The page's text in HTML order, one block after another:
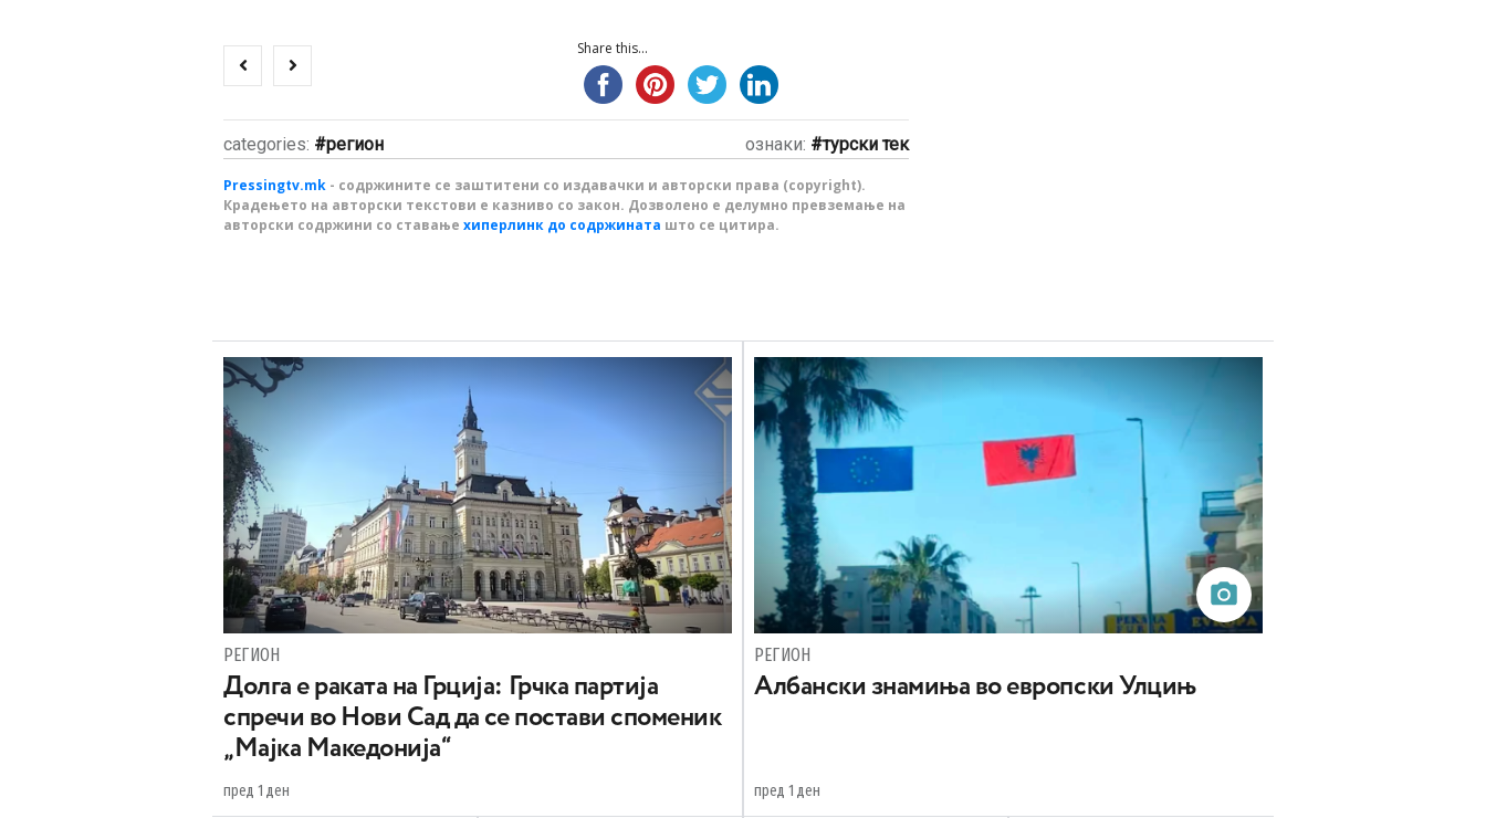
Share this...
categories: регион ознаки: турски тек
Pressingtv.mk - содржините се заштитени со издавачки и авторски права (copyright).
Крадењето на авторски текстови е казниво со закон. Дозволено е делумно превземање на
авторски содржини со ставање хиперлинк до содржината што се цитира.
РЕГИОН
Долга е раката на Грција: Грчка партија
спречи во Нови Сад да се постави споменик
„Мајка Македонија“
пред 1 ден
РЕГИОН
Aлбански знамиња во европски Улцињ
пред 1 ден